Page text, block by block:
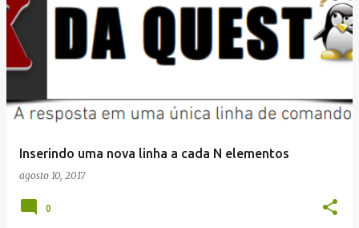
Inserindo uma nova linha a cada N elementos
agosto 10, 2017
0